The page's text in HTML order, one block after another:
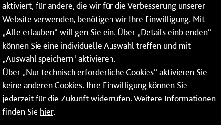
* Montags bis freitags bis 7 und ab 18 Uhr sowie an
Wochenenden und Feiertagen ganztags werden Ihre
Anrufe je nach Themenauswahl an ein Callcenter des
RMV oder von nextbike weitergeleitet. Dort erhalten Sie
ausschließlich Auskünfte zum Fahrplan bzw. zu
meinRad.
aktiviert, für andere, die wir für die Verbesserung unserer
Website verwenden, benötigen wir Ihre Einwilligung. Mit
„Alle erlauben“ willigen Sie ein. Über „Details einblenden“
können Sie eine individuelle Auswahl treffen und mit
„Auswahl speichern“ aktivieren.
Über „Nur technisch erforderliche Cookies“ aktivieren Sie
keine anderen Cookies. Ihre Einwilligung können Sie
jederzeit für die Zukunft widerrufen. Weitere Informationen
finden Sie hier.